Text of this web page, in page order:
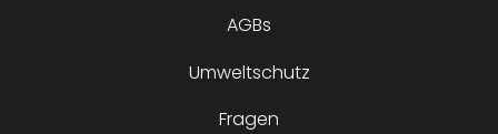
AGBs
Umweltschutz
Fragen